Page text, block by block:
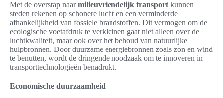
Met de overstap naarmilieuvriendelijk transport kunnen
steden rekenen op schonere lucht en een verminderde
afhankelijkheid van fossiele brandstoffen. Dit vermogen om de
ecologische voetafdruk te verkleinen gaat niet alleen over de
luchtkwaliteit, maar ook over het behoud van natuurlijke
hulpbronnen. Door duurzame energiebronnen zoals zon en wind
te benutten, wordt de dringende noodzaak om te innoveren in
transporttechnologieën benadrukt.
Economische duurzaamheid